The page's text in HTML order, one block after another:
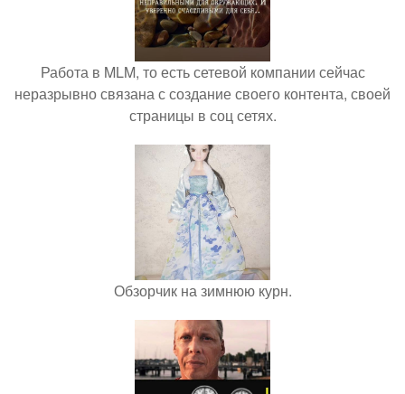
Работа в MLM, то есть сетевой компании сейчас
неразрывно связана с создание своего контента, своей
страницы в соц сетях.
Обзорчик на зимнюю курн.